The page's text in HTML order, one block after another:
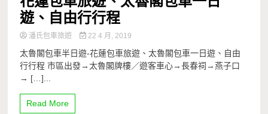
遊、自由行行程
潘氏包車旅遊 22 4 月, 2019
太魯閣包車半日遊-花蓮包車旅遊、太魯閣包車一日遊、自由
行行程 市區出發→太魯閣牌樓／遊客車心→長春祠→燕子口
→ […]...
Read More